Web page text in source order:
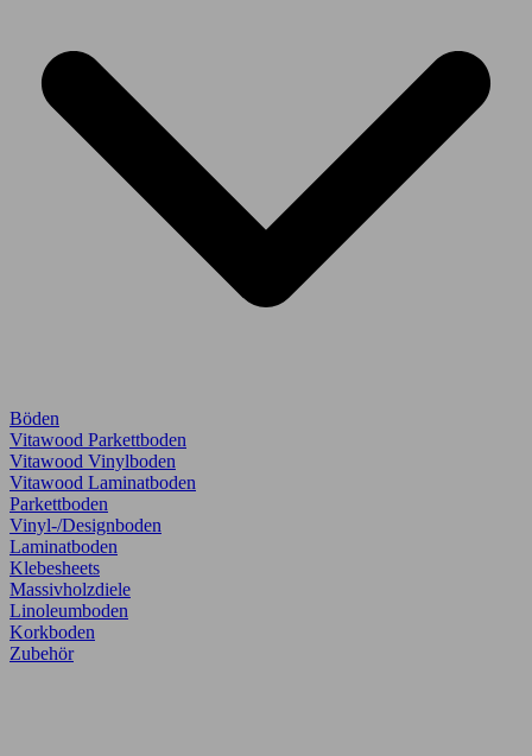
Böden
Vitawood Parkettboden
Vitawood Vinylboden
Vitawood Laminatboden
Parkettboden
Vinyl-/Designboden
Laminatboden
Klebesheets
Massivholzdiele
Linoleumboden
Korkboden
Zubehör